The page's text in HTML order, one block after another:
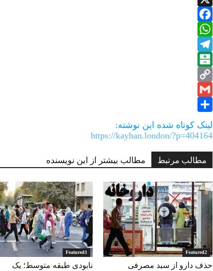
X
Facebook
WhatsApp
Telegram
Balatarin
Copy
Link
Gmail
Share
لینک کوتاه شده این نوشته:
https://kayhan.london/?p=404164
مطالب مرتبط مطالب بیشتر از این نویسنده
Featured1
نابودی طبقه متوسط؛ یک
Featured2
حذف دارو از سبد مصرفی